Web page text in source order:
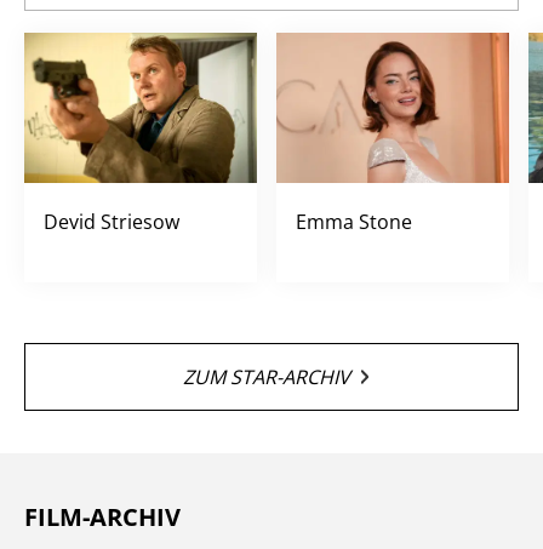
Devid Striesow Emma Stone
ZUM STAR-ARCHIV
FILM-ARCHIV